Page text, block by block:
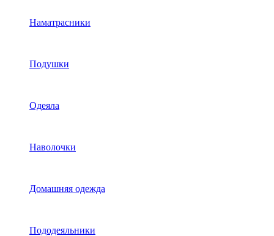
Наматрасники
Подушки
Одеяла
Наволочки
Домашняя одежда
Пододеяльники